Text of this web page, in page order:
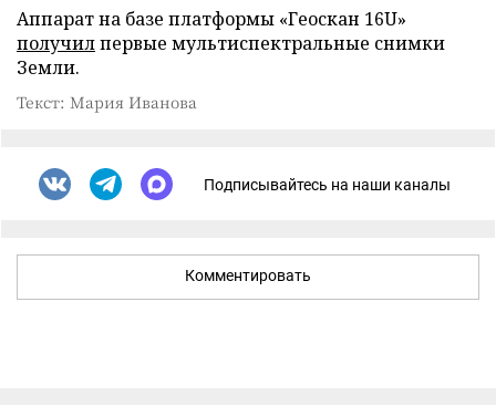
Аппарат на базе платформы «Геоскан 16U»
получилпервые мультиспектральные снимки
Земли.
Текст: Мария Иванова
Подписывайтесь на наши каналы
Комментировать